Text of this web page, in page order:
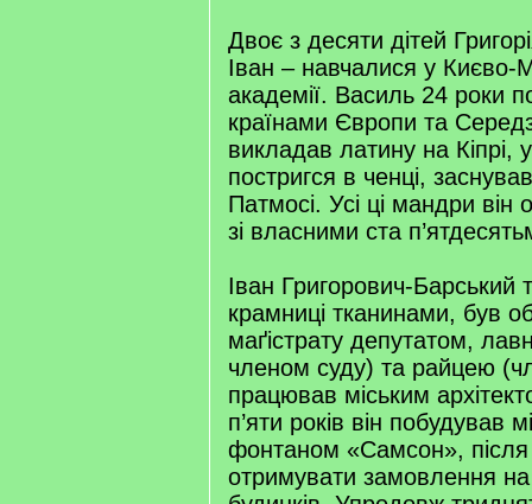
Двоє з десяти дітей
Іван – навчалися у Києво-
академії. Василь 24 роки
країнами Європи та
викладав латину на Кіпрі,
постригся в ченці,
Патмосі. Усі ці мандри він
зі власними ста
Іван Григорович-Барський
крамниці тканинами, був
маґістрату депутатом,
членом суду) та райцею
працював міським
п’яти років він побудував
фонтаном «Самсон», після
отримувати замовлення